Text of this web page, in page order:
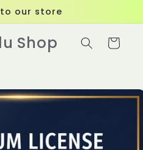
our store
Shop Cart